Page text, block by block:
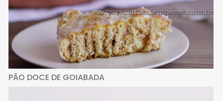
PÃO DOCE DE GOIABADA